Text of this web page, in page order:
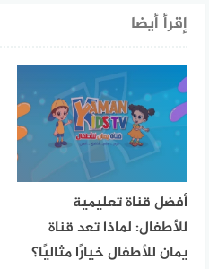
إقرأ أيضا
أفضل قناة تعليمية
للأطفال: لماذا تعد قناة
يمان للأطفال خيارًا مثاليًا؟